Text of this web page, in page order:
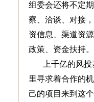
组委会还将不定
察、洽谈、对接
资信息、渠道资
政策、资金扶持。
上千亿的风
里寻求着合作的
己的项目来到这